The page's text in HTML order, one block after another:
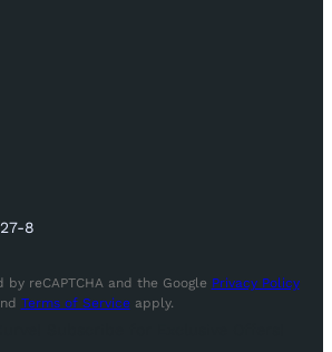
8
reCAPTCHA and the Google Privacy Policy
Terms of Serviceapply.